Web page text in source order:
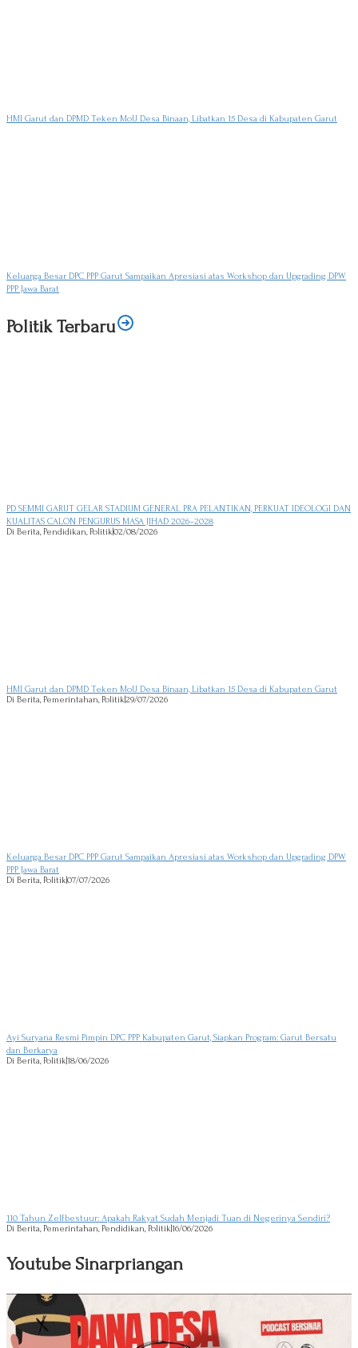
HMI Garut dan DPMD Teken MoU Desa Binaan, Libatkan 15 Desa di Kabupaten Garut
Keluarga Besar DPC PPP Garut Sampaikan Apresiasi atas Workshop dan Upgrading DPW
PPP Jawa Barat
Politik Terbaru
PD SEMMI GARUT GELAR STADIUM GENERAL PRA PELANTIKAN, PERKUAT IDEOLOGI DAN
KUALITAS CALON PENGURUS MASA JIHAD 2026–2028
Di Berita, Pendidikan, Politik02/08/2026
HMI Garut dan DPMD Teken MoU Desa Binaan, Libatkan 15 Desa di Kabupaten Garut
Di Berita, Pemerintahan, Politik29/07/2026
Keluarga Besar DPC PPP Garut Sampaikan Apresiasi atas Workshop dan Upgrading DPW
PPP Jawa Barat
Di Berita, Politik07/07/2026
Ayi Suryana Resmi Pimpin DPC PPP Kabupaten Garut, Siapkan Program: Garut Bersatu
dan Berkarya
Di Berita, Politik18/06/2026
110 Tahun Zelfbestuur: Apakah Rakyat Sudah Menjadi Tuan di Negerinya Sendiri?
Di Berita, Pemerintahan, Pendidikan, Politik16/06/2026
Youtube Sinarpriangan